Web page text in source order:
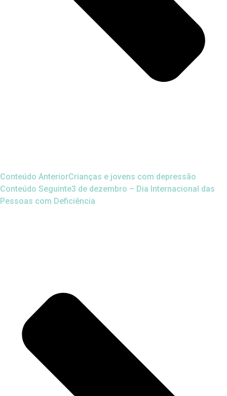
Conteúdo AnteriorCrianças e jovens com depressão
Conteúdo Seguinte3 de dezembro – Dia Internacional das
Pessoas com Deficiência